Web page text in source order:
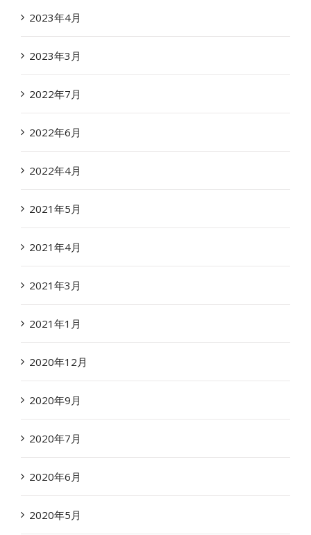
2023年4月
2023年3月
2022年7月
2022年6月
2022年4月
2021年5月
2021年4月
2021年3月
2021年1月
2020年12月
2020年9月
2020年7月
2020年6月
2020年5月